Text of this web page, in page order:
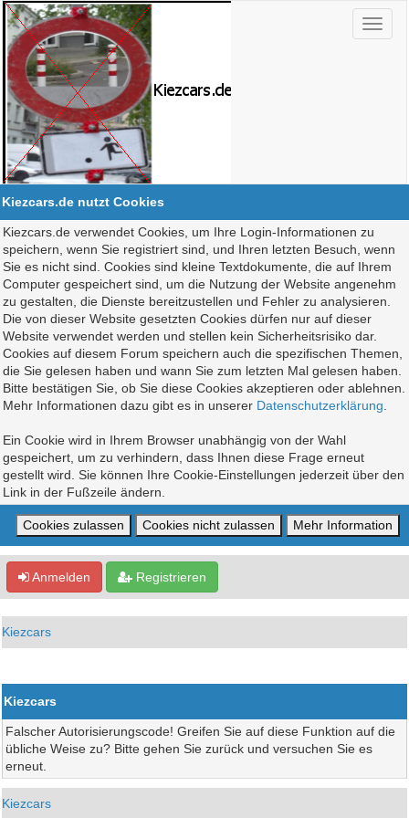
Kiezcars.de nutzt Cookies
Kiezcars.de verwendet Cookies, um Ihre Login-Informationen zu
speichern, wenn Sie registriert sind, und Ihren letzten Besuch, wenn
Sie es nicht sind. Cookies sind kleine Textdokumente, die auf Ihrem
Computer gespeichert sind, um die Nutzung der Website angenehm
zu gestalten, die Dienste bereitzustellen und Fehler zu analysieren.
Die von dieser Website gesetzten Cookies dürfen nur auf dieser
Website verwendet werden und stellen kein Sicherheitsrisiko dar.
Cookies auf diesem Forum speichern auch die spezifischen Themen,
die Sie gelesen haben und wann Sie zum letzten Mal gelesen haben.
Bitte bestätigen Sie, ob Sie diese Cookies akzeptieren oder ablehnen.
Mehr Informationen dazu gibt es in unserer Datenschutzerklärung
Ein Cookie wird in Ihrem Browser unabhängig von der Wahl
gespeichert, um zu verhindern, dass Ihnen diese Frage erneut
gestellt wird. Sie können Ihre Cookie-Einstellungen jederzeit über den
Link in der Fußzeile ändern.
Anmelden Registrieren
Kiezcars
Kiezcars
Falscher Autorisierungscode! Greifen Sie auf diese Funktion auf die
übliche Weise zu? Bitte gehen Sie zurück und versuchen Sie es
erneut.
Kiezcars